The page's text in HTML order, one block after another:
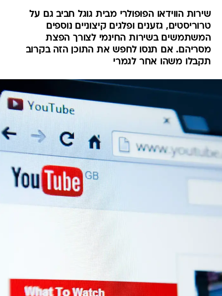
שירות הווידאו הפופולרי מבית גוגל חביב גם על
טרוריסטים, גזענים ופלגים קיצוניים נוספים
המשתמשים בשירות החינמי לצורך הפצת
מסריהם. אם תנסו לחפש את התוכן הזה בקרוב
תקבלו משהו אחר לגמרי